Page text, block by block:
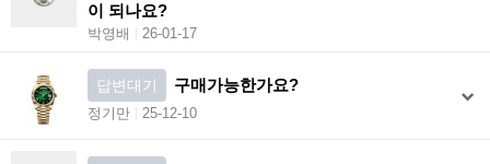
이 되나요?
박영배 26-01-17
답변대기 구매가능한가요?
정기만 25-12-10